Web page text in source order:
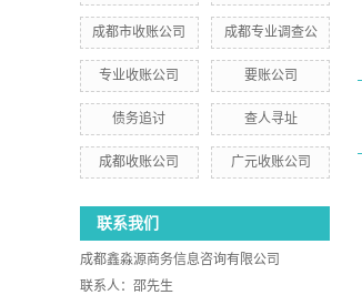
成都市收账公司 成都专业调查公
专业收账公司 要账公司
债务追讨 查人寻址
成都收账公司 广元收账公司
联系我们
成都鑫淼源商务信息咨询有限公司
联系人：邵先生